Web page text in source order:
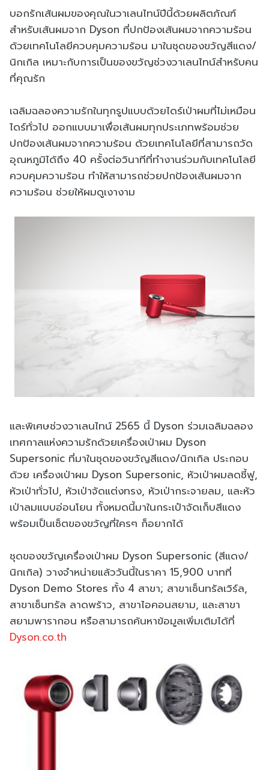
บอกรักเส้นผมของคุณในวาเลนไทน์ปีนี้ด้วยผลิตภัณฑ์
สำหรับเส้นผมจาก Dyson ที่ปกป้องเส้นผมจากความร้อน
ด้วยเทคโนโลยีควบคุมความร้อน มาในชุดของขวัญสีแดง/
นิกเกิล เหมาะกับการเป็นของขวัญช่วงวาเลนไทน์สำหรับคน
ที่คุณรัก
เฉลิมฉลองความรักในทุกรูปแบบด้วยไดร์เป่าผมที่ไม่เหมือน
ไดร์ทั่วไป ออกแบบมาเพื่อเส้นผมทุกประเภทพร้อมช่วย
ปกป้องเส้นผมจากความร้อน ด้วยเทคโนโลยีที่สามารถวัด
อุณหภูมิได้ถึง 40 ครั้งต่อวินาทีที่ทำงานร่วมกับเทคโนโลยี
ควบคุมความร้อน ทำให้สามารถช่วยปกป้องเส้นผมจาก
ความร้อน ช่วยให้ผมดูเงางาม
และพิเศษช่วงวาเลนไทน์ 2565 นี้ Dyson ร่วมเฉลิมฉลอง
เทศกาลแห่งความรักด้วยเครื่องเป่าผม Dyson
Supersonic ที่มาในชุดของขวัญสีแดง/นิกเกิล ประกอบ
ด้วย เครื่องเป่าผม Dyson Supersonic, หัวเป่าผมลดชี้ฟู,
หัวเป่าทั่วไป, หัวเป่าจัดแต่งทรง, หัวเป่ากระจายลม, และหัว
เป่าลมแบบอ่อนโยน ทั้งหมดนี้มาในกระเป๋าจัดเก็บสีแดง
พร้อมเป็นเซ็ตของขวัญที่ใครๆ ก็อยากได้
ชุดของขวัญเครื่องเป่าผม Dyson Supersonic (สีแดง/
นิกเกิล) วางจำหน่ายแล้ววันนี้ในราคา 15,900 บาทที่
Dyson Demo Stores ทั้ง 4 สาขา; สาขาเซ็นทรัลเวิร์ล,
สาขาเซ็นทรัล ลาดพร้าว, สาขาไอคอนสยาม, และสาขา
สยามพารากอน หรือสามารถค้นหาข้อมูลเพิ่มเติมได้ที่
Dyson.co.th